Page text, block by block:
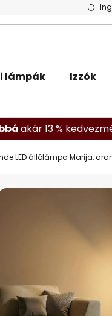
lámpák Izzók
akár 13 %
LED állólámpa Marija,